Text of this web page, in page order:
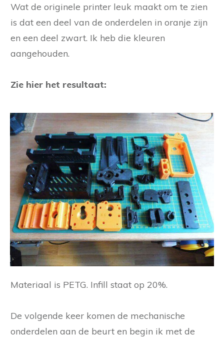
Wat de originele printer leuk maakt om te zien
is dat een deel van de onderdelen in oranje zijn
en een deel zwart. Ik heb die kleuren
aangehouden.
Zie hier het resultaat:
Materiaal is PETG. Infill staat op 20%.
De volgende keer komen de mechanische
onderdelen aan de beurt en begin ik met de